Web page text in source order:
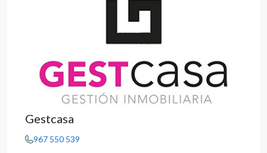
Gestcasa
967 550 539